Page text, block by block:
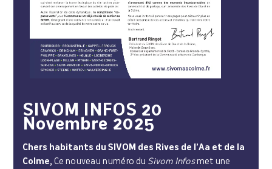
SIVOM INFOS 20
Novembre 2025
Chers habitants du SIVOM des Rives de l’Aa et de la
Colme, Ce nouveau numéro du Sivom Infosmet une